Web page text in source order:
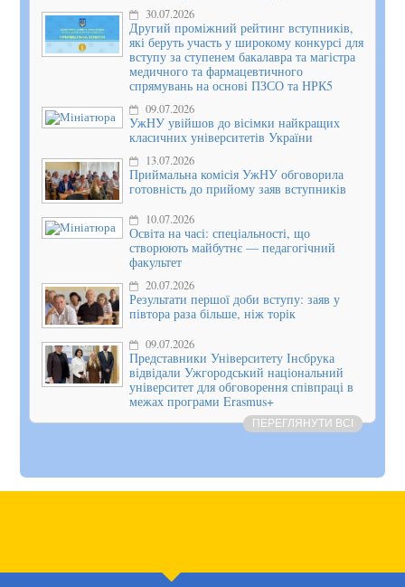
30.07.2026
Другий проміжний рейтинг вступників,
які беруть участь у широкому конкурсі для
вступу за ступенем бакалавра та магістра
медичного та фармацевтичного
спрямувань на основі ПЗСО та НРК5
09.07.2026
УжНУ увійшов до вісімки найкращих
класичних університетів України
13.07.2026
Приймальна комісія УжНУ обговорила
готовність до прийому заяв вступників
10.07.2026
Освіта на часі: спеціальності, що
створюють майбутнє — педагогічний
факультет
20.07.2026
Результати першої доби вступу: заяв у
півтора раза більше, ніж торік
09.07.2026
Представники Університету Інсбрука
відвідали Ужгородський національний
університет для обговорення співпраці в
межах програми Erasmus+
ПЕРЕГЛЯНУТИ ВСІ